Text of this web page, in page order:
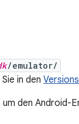
/emulator/
in den
den Android-